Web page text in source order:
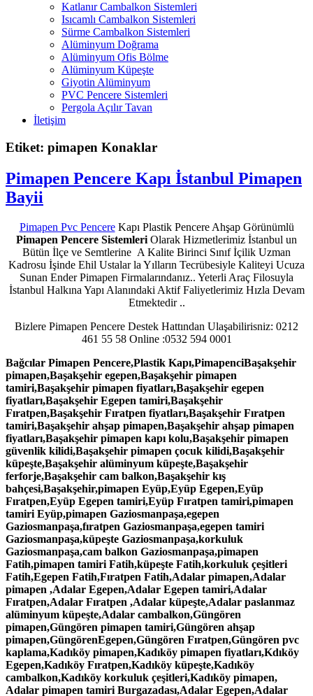
Katlanır Cambalkon Sistemleri
Isıcamlı Cambalkon Sistemleri
Sürme Cambalkon Sistemleri
Alüminyum Doğrama
Alüminyum Ofis Bölme
Alüminyum Küpeşte
Giyotin Alüminyum
PVC Pencere Sistemleri
Pergola Açılır Tavan
İletişim
Etiket: pimapen Konaklar
Pimapen Pencere Kapı İstanbul Pimapen
Bayii
Pimapen Pvc PencereKapı Plastik Pencere Ahşap Görünümlü
Pimapen Pencere Sistemleri Olarak Hizmetlerimiz İstanbul un
Bütün İlçe ve Semtlerine A Kalite Birinci Sınıf İçilik Uzman
Kadrosu İşinde Ehil Ustalar la Yılların Tecrübesiyle Kaliteyi Ucuza
Sunan Ender Pimapen Firmalarındanız.. Yeterli Araç Filosuyla
İstanbul Halkına Yapı Alanındaki Aktif Faliyetlerimiz Hızla Devam
Etmektedir ..
Bizlere Pimapen Pencere Destek Hattından Ulaşabilirisniz: 0212
461 55 58 Online :0532 594 0001
Bağcılar Pimapen Pencere,Plastik Kapı,PimapenciBaşakşehir
pimapen,Başakşehir egepen,Başakşehir pimapen
tamiri,Başakşehir pimapen fiyatları,Başakşehir egepen
fiyatları,Başakşehir Egepen tamiri,Başakşehir
Fıratpen,Başakşehir Fıratpen fiyatları,Başakşehir Fıratpen
tamiri,Başakşehir ahşap pimapen,Başakşehir ahşap pimapen
fiyatları,Başakşehir pimapen kapı kolu,Başakşehir pimapen
güvenlik kilidi,Başakşehir pimapen çocuk kilidi,Başakşehir
küpeşte,Başakşehir alüminyum küpeşte,Başakşehir
ferforje,Başakşehir cam balkon,Başakşehir kış
bahçesi,Başakşehir,pimapen Eyüp,Eyüp Egepen,Eyüp
Fıratpen,Eyüp Egepen tamiri,Eyüp Fıratpen tamiri,pimapen
tamiri Eyüp,pimapen Gaziosmanpaşa,egepen
Gaziosmanpaşa,fıratpen Gaziosmanpaşa,egepen tamiri
Gaziosmanpaşa,küpeşte Gaziosmanpaşa,korkuluk
Gaziosmanpaşa,cam balkon Gaziosmanpaşa,pimapen
Fatih,pimapen tamiri Fatih,küpeşte Fatih,korkuluk çeşitleri
Fatih,Egepen Fatih,Fıratpen Fatih,Adalar pimapen,Adalar
pimapen ,Adalar Egepen,Adalar Egepen tamiri,Adalar
Fıratpen,Adalar Fıratpen ,Adalar küpeşte,Adalar paslanmaz
alüminyum küpeşte,Adalar cambalkon,Güngören
pimapen,Güngören pimapen tamiri,Güngören ahşap
pimapen,GüngörenEgepen,Güngören Fıratpen,Güngören pvc
kaplama,Kadıköy pimapen,Kadıköy pimapen fiyatları,Kdıköy
Egepen,Kadıköy Fıratpen,Kadıköy küpeşte,Kadıköy
cambalkon,Kadıköy korkuluk çeşitleri,Kadıköy pimapen,
Adalar pimapen tamiri Burgazadası,Adalar Egepen,Adalar